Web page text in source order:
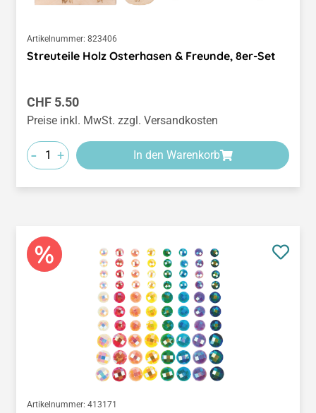
Artikelnummer: 823406
Streuteile Holz Osterhasen & Freunde, 8er-Set
Regulärer Preis:
CHF 5.50
Preise inkl. MwSt. zzgl. Versandkosten
- + In den Warenkorb
Artikelnummer: 413171